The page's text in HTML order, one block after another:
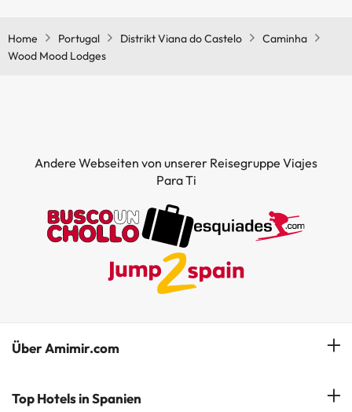
Home
Portugal Distrikt Viana do Castelo
Caminha
Wood Mood Lodges
Andere Webseiten von unserer Reisegruppe Viajes
Para Ti
Über Amimir.com
Unser Team
Top Hotels in Spanien